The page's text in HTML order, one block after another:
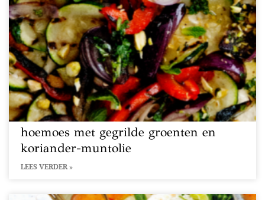
hoemoes met gegrilde groenten en
koriander-muntolie
LEES VERDER »